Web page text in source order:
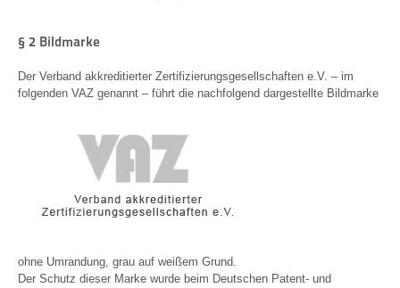
§ 2 Bildmarke
Der Verband akkreditierter Zertifizierungsgesellschaften e.V. – im
folgenden VAZ genannt – führt die nachfolgend dargestellte Bildmarke
ohne Umrandung, grau auf weißem Grund.
Der Schutz dieser Marke wurde beim Deutschen Patent- und